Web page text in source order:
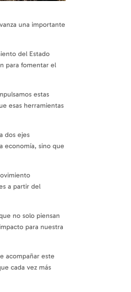
una importante
del Estado
para fomentar el
estas
esas herramientas
dos ejes
economía, sino que
a partir del
no solo piensan
para nuestra
acompañar este
cada vez más